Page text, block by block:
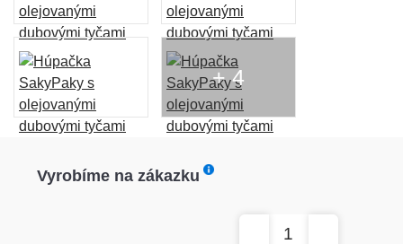
+ 4
Vyrobíme na zákazku